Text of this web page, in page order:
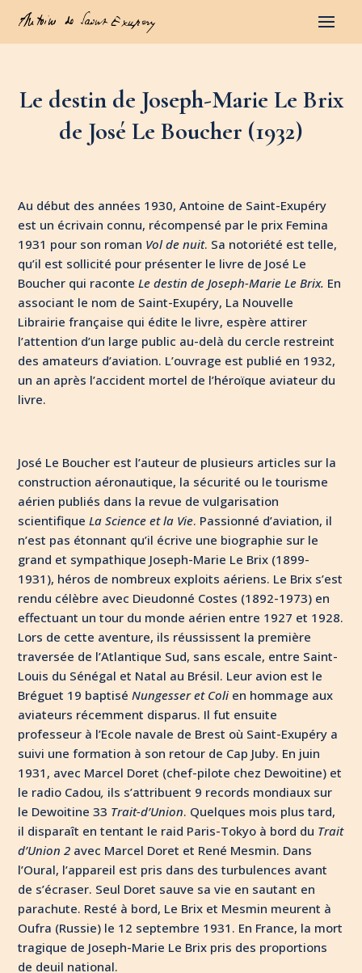
Le destin de Joseph-Marie Le Brix
de José Le Boucher (1932)
Au début des années 1930, Antoine de Saint-Exupéry
est un écrivain connu, récompensé par le prix Femina
1931 pour son roman Vol de nuit. Sa notoriété est telle,
qu’il est sollicité pour présenter le livre de José Le
Boucher qui raconteLe destin de Joseph-Marie Le Brix. En
associant le nom de Saint-Exupéry, La Nouvelle
Librairie française qui édite le livre, espère attirer
l’attention d’un large public au-delà du cercle restreint
des amateurs d’aviation. L’ouvrage est publié en 1932,
un an après l’accident mortel de l’héroïque aviateur du
livre.
José Le Boucher est l’auteur de plusieurs articles sur la
construction aéronautique, la sécurité ou le tourisme
aérien publiés dans la revue de vulgarisation
scientifiqueLa Science et la Vie. Passionné d’aviation, il
n’est pas étonnant qu’il écrive une biographie sur le
grand et sympathique Joseph-Marie Le Brix (1899-
1931), héros de nombreux exploits aériens. Le Brix s’est
rendu célèbre avec Dieudonné Costes (1892-1973) en
effectuant un tour du monde aérien entre 1927 et 1928.
Lors de cette aventure, ils réussissent la première
traversée de l’Atlantique Sud, sans escale, entre Saint-
Louis du Sénégal et Natal au Brésil. Leur avion est le
Bréguet 19 baptiséNungesser et Coli en hommage aux
aviateurs récemment disparus. Il fut ensuite
professeur à l’Ecole navale de Brest où Saint-Exupéry a
suivi une formation à son retour de Cap Juby. En juin
1931, avec Marcel Doret (chef-pilote chez Dewoitine) et
le radio Cadou, ils s’attribuent 9 records mondiaux sur
le Dewoitine 33 Trait-d’Union. Quelques mois plus tard,
il disparaît en tentant le raid Paris-Tokyo à bord du Trait
d’Union 2 avec Marcel Doret et René Mesmin. Dans
l’Oural, l’appareil est pris dans des turbulences avant
de s’écraser. Seul Doret sauve sa vie en sautant en
parachute. Resté à bord, Le Brix et Mesmin meurent à
Oufra (Russie) le 12 septembre 1931. En France, la mort
tragique de Joseph-Marie Le Brix pris des proportions
de deuil national.